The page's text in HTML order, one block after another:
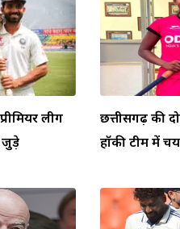
लीग
जुड़े
छत्तीसगढ़ की
हॉकी टीम में